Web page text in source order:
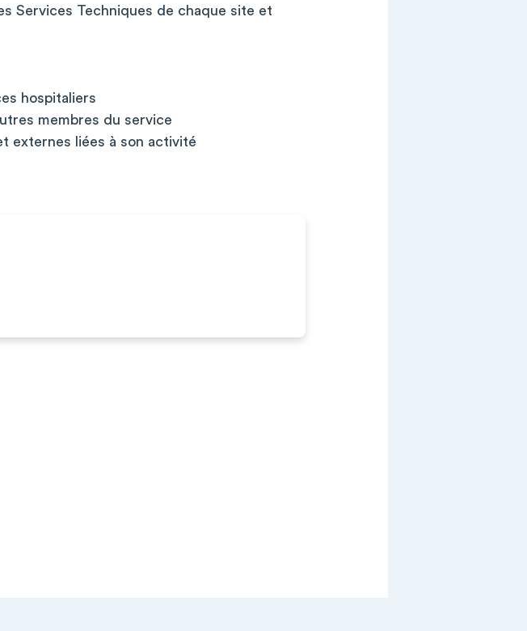
Services Techniques de chaque site et
hospitaliers
membres du service
externes liées à son activité